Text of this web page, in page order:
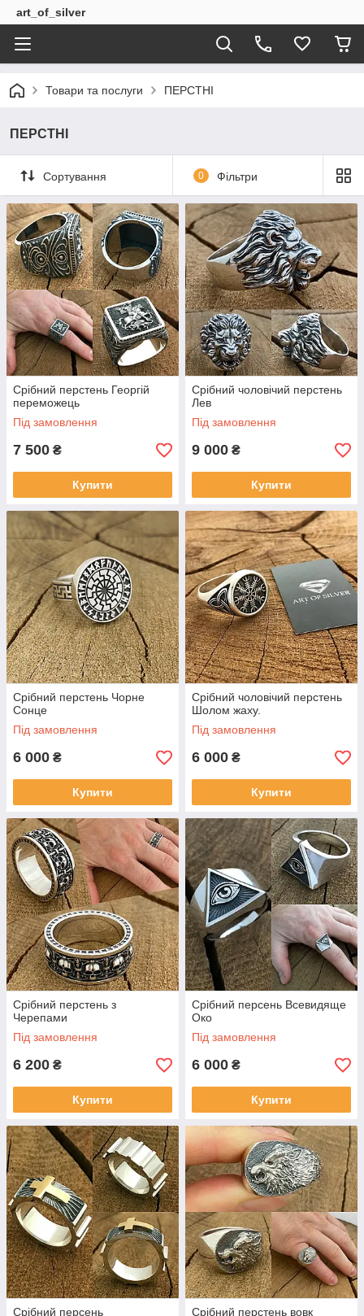
art_of_silver
Товари та послуги ПЕРСТНІ
ПЕРСТНІ
Сортування 0 Фільтри
Срібний перстень Георгій
переможець
Під замовлення
7 500 ₴
Купити
Срібний чоловічий перстень
Лев
Під замовлення
9 000 ₴
Купити
Срібний перстень Чорне
Сонце
Під замовлення
6 000 ₴
Купити
Срібний чоловічий перстень
Шолом жаху.
Під замовлення
6 000 ₴
Купити
Срібний перстень з
Черепами
Під замовлення
6 200 ₴
Купити
Срібний персень Всевидяще
Око
Під замовлення
6 000 ₴
Купити
Срібний персень
Срібний перстень вовк